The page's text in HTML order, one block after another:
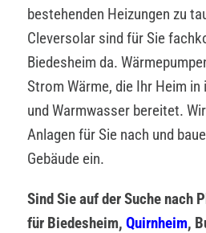
bestehenden Heizungen zu
Cleversolar sind für Sie
Biedesheim da.
Strom Wärme, die Ihr Heim
und Warmwasser bereitet.
Anlagen für Sie nach und
Gebäude ein.
Sind Sie auf der Suche nach
für Biedesheim, Quirnheim,